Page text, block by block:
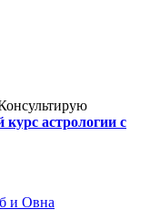
астрологии с
и Овна